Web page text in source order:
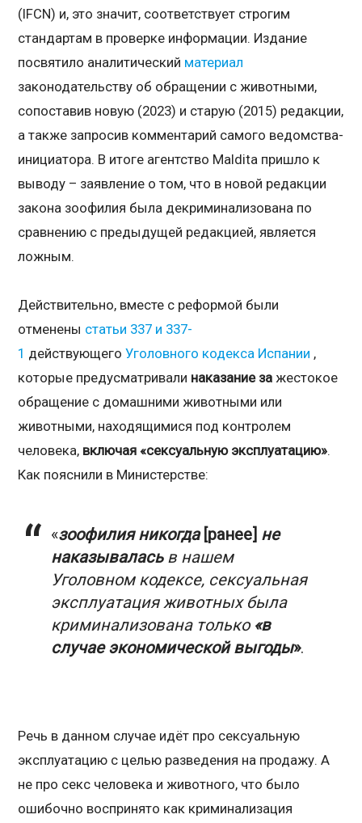
(IFCN) и, это значит, соответствует строгим
стандартам в проверке информации. Издание
посвятило аналитический материал
законодательству об обращении с животными,
сопоставив новую (2023) и старую (2015) редакции,
а также запросив комментарий самого ведомства-
инициатора. В итоге агентство Maldita пришло к
выводу – заявление о том, что в новой редакции
закона зоофилия была декриминализована по
сравнению с предыдущей редакцией, является
ложным.
Действительно, вместе с реформой были
отменены статьи 337 и 337-
1 действующегоУголовного кодекса Испании ,
которые предусматривали наказание за жестокое
обращение с домашними животными или
животными, находящимися под контролем
человека, включая «сексуальную эксплуатацию».
Как пояснили в Министерстве:
«зоофилия никогда [ранее] не
наказываласьв нашем
Уголовном кодексе, сексуальная
эксплуатация животных была
криминализована только «в
случае экономической выгоды».
Речь в данном случае идёт про сексуальную
эксплуатацию с целью разведения на продажу. А
не про секс человека и животного, что было
ошибочно воспринято как криминализация